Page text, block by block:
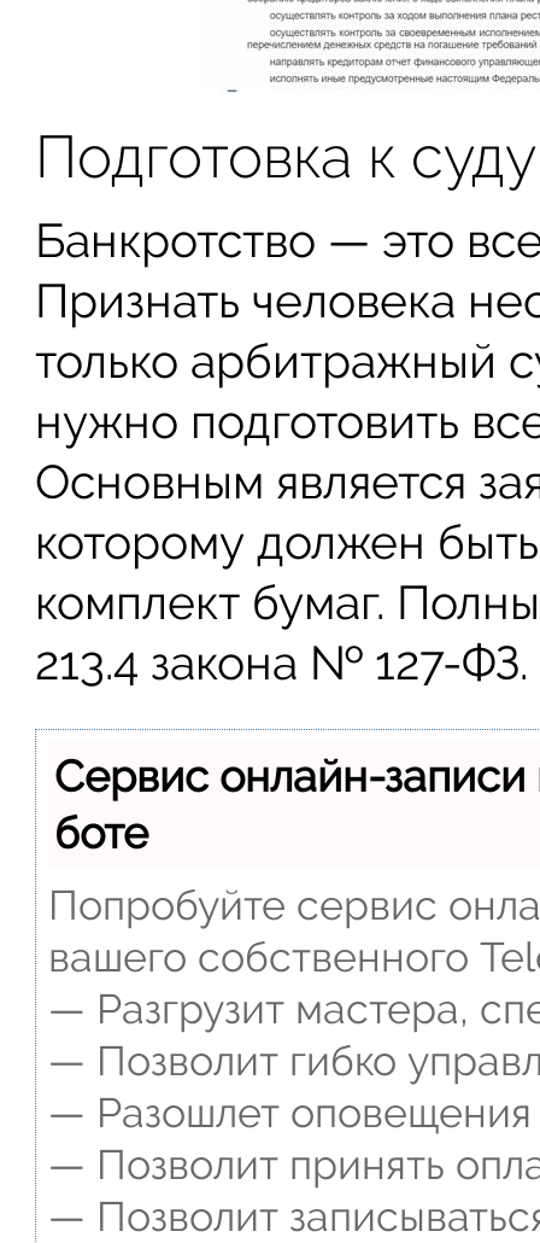
Подготовка к суду
Банкротство — это
Признать человека
только арбитражный
нужно подготовить
Основным является
которому должен
комплект бумаг.
213.4 закона № 127-ФЗ.
Сервис онлайн-
боте
Попробуйте сервис
вашего собственного
— Разгрузит мастера,
— Позволит гибко
— Разошлет оповещения
— Позволит принять
— Позволит